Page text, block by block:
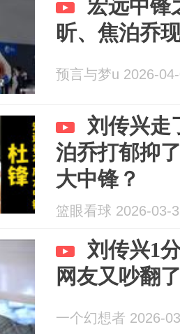
宏远中锋
昕、焦泊乔
预言与梦u 2026-
刘传兴走
泊乔打郁抑
大中锋？
篮眼看球 2026-03-
刘传兴1
网友又吵翻
一个幻想者 2026-